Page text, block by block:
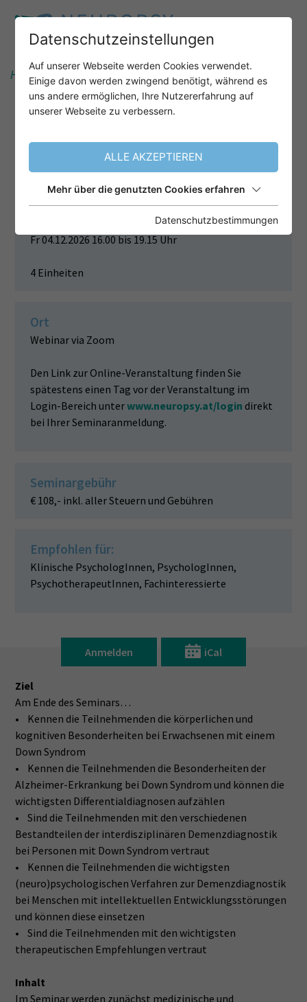
Home Unser Angebot After-Work-Webinare
DEMENZDIAGNOSTIK BEI
MENSCHEN MIT DOWN
SYNDROM
Fr 04.12.2026 16.00 bis 19.15 Uhr
4 Einheiten
Ort
Webinar via Zoom
Den Link zur Online-Veranstaltung finden Sie
spätestens einen Tag vor der Veranstaltung im
Login-Bereich unterwww.neuropsy.at/login direkt
bei Ihrer Seminaranmeldung.
Seminargebühr
€ 108,- inkl. aller Steuern und Gebühren
Empfohlen für:
Klinische PsychologInnen, PsychologInnen,
PsychotherapeutInnen, Fachinteressierte
Anmelden iCal
Ziel
Am Ende des Seminars…
• Kennen die Teilnehmenden die körperlichen und
kognitiven Besonderheiten bei Erwachsenen mit einem
Down Syndrom
• Kennen die Teilnehmenden die Besonderheiten der
Alzheimer-Erkrankung bei Down Syndrom und können die
wichtigsten Differentialdiagnosen aufzählen
• Sind die Teilnehmenden mit den verschiedenen
Bestandteilen der interdisziplinären Demenzdiagnostik
bei Personen mit Down Syndrom vertraut
• Kennen die Teilnehmenden die wichtigsten
(neuro)psychologischen Verfahren zur Demenzdiagnostik
bei Menschen mit intellektuellen Entwicklungsstörungen
und können diese einsetzen
• Sind die Teilnehmenden mit den wichtigsten
therapeutischen Empfehlungen vertraut
Inhalt
Im Seminar werden zunächst medizinische und
Datenschutzeinstellungen
Auf unserer Webseite werden Cookies verwendet.
Einige davon werden zwingend benötigt, während es
uns andere ermöglichen, Ihre Nutzererfahrung auf
unserer Webseite zu verbessern.
ALLE AKZEPTIEREN
Mehr über die genutzten Cookies erfahren
Datenschutzbestimmungen